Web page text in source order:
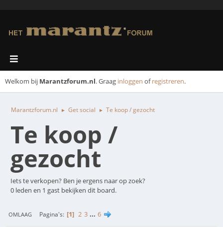
Welkom bij Marantzforum.nl. Graag inloggen ofregistreren.
Marantzforum.nl ► Get social ► Te koop / gezocht
Te koop /
gezocht
Iets te verkopen? Ben je ergens naar op zoek?
0 leden en 1 gast bekijken dit board.
OMLAAG Pagina's 1 2 3 ... 6